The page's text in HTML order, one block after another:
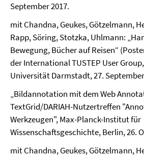
September 2017.
mit Chandna, Geukes, Götzelmann,
Rapp, Söring, Stotzka, Uhlmann:
Bewegung, Bücher auf Reisen“
der International TUSTEP User
Universität Darmstadt, 27.
„Bildannotation mit dem Web
TextGrid/DARIAH-Nutzertreffen
Werkzeugen", Max-Planck-Institut für
Wissenschaftsgeschichte, Berlin, 26.
mit Chandna, Geukes, Götzelmann,